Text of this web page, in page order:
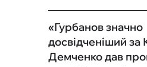
«Гурбанов значно
досвідченіший за
Демченко дав